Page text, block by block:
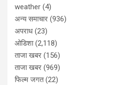
weather (4)
अन्य समाचार (936)
अपराध (23)
ओडिशा(2,118)
ताजा खबर (156)
ताजा खबर (969)
फिल्म जगत(22)